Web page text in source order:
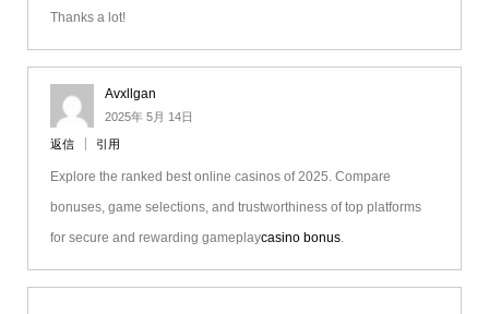
Thanks a lot!
Avxllgan
2025年 5月 14日
返信 引用
Explore the ranked best online casinos of 2025. Compare
bonuses, game selections, and trustworthiness of top platforms
for secure and rewarding gameplaycasino bonus.